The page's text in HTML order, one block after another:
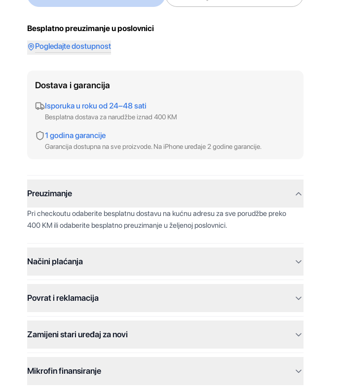
Besplatno preuzimanje u poslovnici
Pogledajte dostupnost
Dostava i garancija
Isporuka u roku od 24–48 sati
Besplatna dostava za narudžbe iznad 400 KM
1 godina garancije
Garancija dostupna na sve proizvode. Na iPhone uređaje 2 godine garancije.
Preuzimanje
Pri checkoutu odaberite besplatnu dostavu na kućnu adresu za sve porudžbe preko
400 KM ili odaberite besplatno preuzimanje u željenoj poslovnici.
Načini plaćanja
Jednokratna plaćanja:
Dodatne opcije:
Online plaćanje na rate:
Povrat i reklamacija
Zamijeni stari uređaj za novi
Mikrofin finansiranje